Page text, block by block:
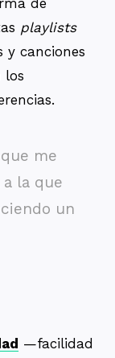
de
playlists
y canciones
los
me
la que
un
—facilidad